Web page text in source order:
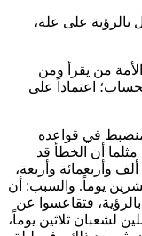
بالرؤية على علة،
من يقرأ ومن
اعتماداً على
منضبط في قواعده
مثلما أن الخطأ قد
وأربعمائة وأربعة،
يوماً. والسبب: أن
فتقاعسوا عن
لشعبان ثلاثين يوماً،